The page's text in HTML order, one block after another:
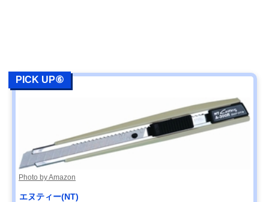
PICK UP⑥
Photo by Amazon
エヌティー(NT)